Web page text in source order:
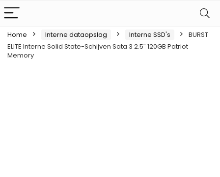
Home Interne dataopslag Interne SSD's
BURST
ELITE Interne Solid State-Schijven Sata 3 2.5″ 120GB Patriot
Memory